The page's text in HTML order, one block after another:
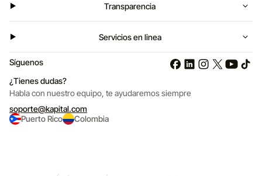
Transparencia
Servicios en linea
Síguenos
¿Tienes dudas?
Habla con nuestro equipo, te ayudaremos siempre
soporte@kapital.com
Puerto Rico
Colombia